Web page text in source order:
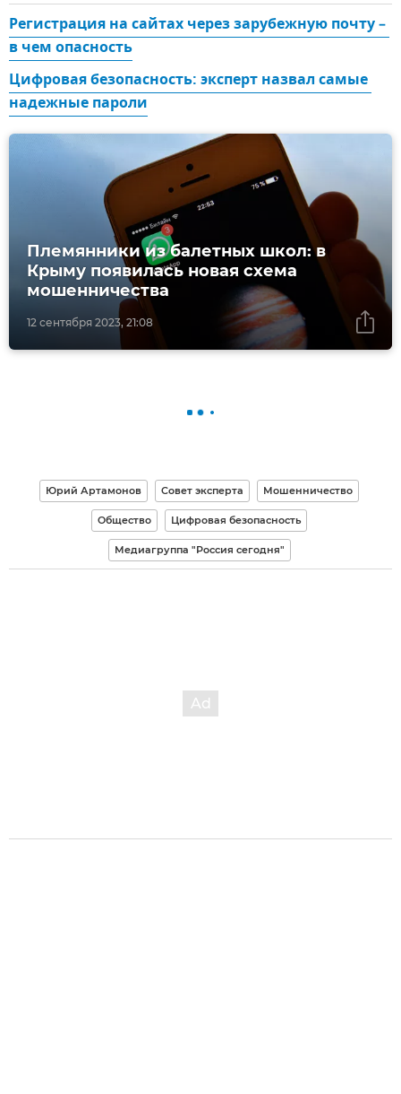
Регистрация на сайтах через зарубежную почту –
в чем опасность
Цифровая безопасность: эксперт назвал самые
надежные пароли
12 сентября 2023, 21:08
Племянники из балетных школ: в
Крыму появилась новая схема
мошенничества
Юрий Артамонов Совет эксперта Мошенничество
Общество Цифровая безопасность
Медиагруппа "Россия сегодня"